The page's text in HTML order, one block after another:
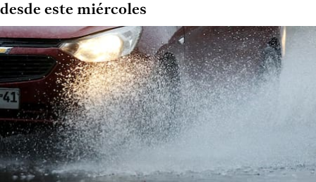
desde este miércoles